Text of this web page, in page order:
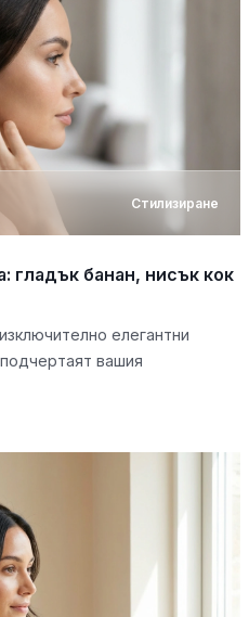
Стилизиране
гладък банан, нисък кок
елегантни
вашия